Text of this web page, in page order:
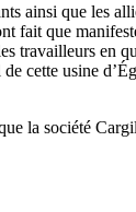
ainsi que les
fait que
travailleurs en
cette usine
la société